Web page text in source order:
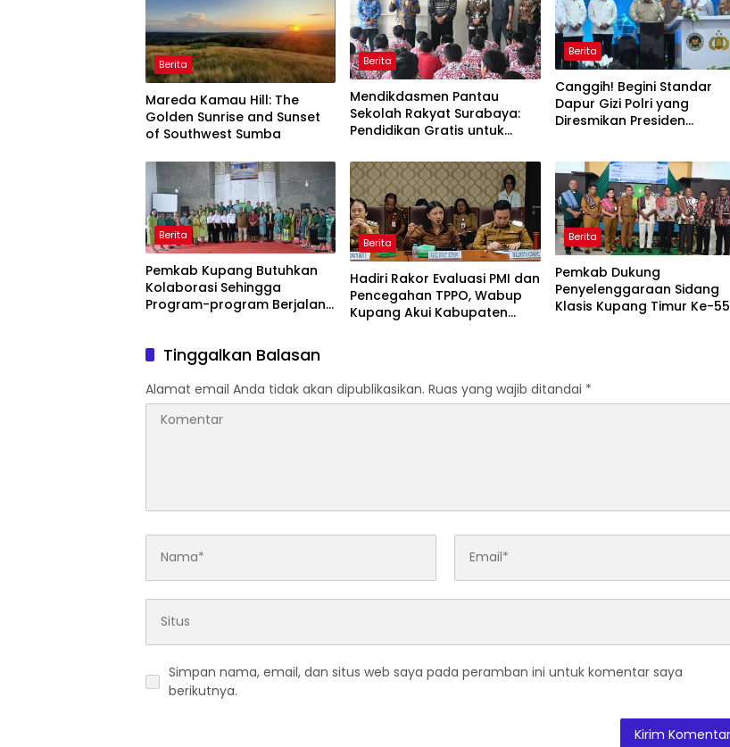
Berita
Mareda Kamau Hill: The
Golden Sunrise and Sunset
of Southwest Sumba
Berita
Mendikdasmen Pantau
Sekolah Rakyat Surabaya:
Pendidikan Gratis untuk
Berita
Canggih! Begini Standar
Dapur Gizi Polri yang
Diresmikan Presiden
Berita
Pemkab Kupang Butuhkan
Kolaborasi Sehingga
Program-program Berjalan
Berita
Hadiri Rakor Evaluasi PMI dan
Pencegahan TPPO, Wabup
Kupang Akui Kabupaten
Berita
Pemkab Dukung
Penyelenggaraan Sidang
Klasis Kupang Timur Ke-55
Tinggalkan Balasan
Alamat email Anda tidak akan dipublikasikan. Ruas yang wajib ditandai *
Simpan nama, email, dan situs web saya pada peramban ini untuk komentar saya
berikutnya.